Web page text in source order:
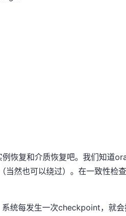
恢复和介质恢复吧。我们知道
然也可以绕过）。在一致性检
每发生一次checkpoint，就会